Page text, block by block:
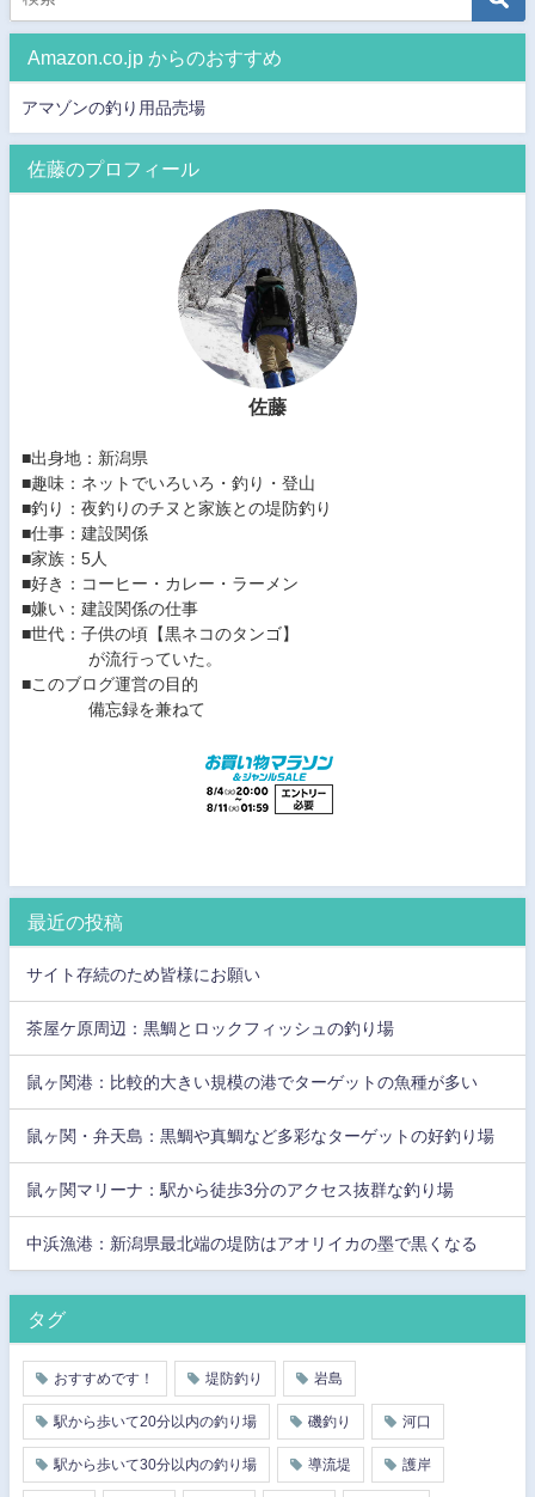
Amazon.co.jp からのおすすめ
アマゾンの釣り用品売場
佐藤のプロフィール
佐藤
■出身地：新潟県
■趣味：ネットでいろいろ・釣り・登山
■釣り：夜釣りのチヌと家族との堤防釣り
■仕事：建設関係
■家族：5人
■好き：コーヒー・カレー・ラーメン
■嫌い：建設関係の仕事
■世代：子供の頃【黒ネコのタンゴ】
が流行っていた。
■このブログ運営の目的
備忘録を兼ねて
最近の投稿
サイト存続のため皆様にお願い
茶屋ケ原周辺：黒鯛とロックフィッシュの釣り場
鼠ヶ関港：比較的大きい規模の港でターゲットの魚種が多い
鼠ヶ関・弁天島：黒鯛や真鯛など多彩なターゲットの好釣り場
鼠ヶ関マリーナ：駅から徒歩3分のアクセス抜群な釣り場
中浜漁港：新潟県最北端の堤防はアオリイカの墨で黒くなる
タグ
おすすめです！ 堤防釣り 岩島
駅から歩いて20分以内の釣り場 磯釣り 河口
駅から歩いて30分以内の釣り場 導流堤 護岸